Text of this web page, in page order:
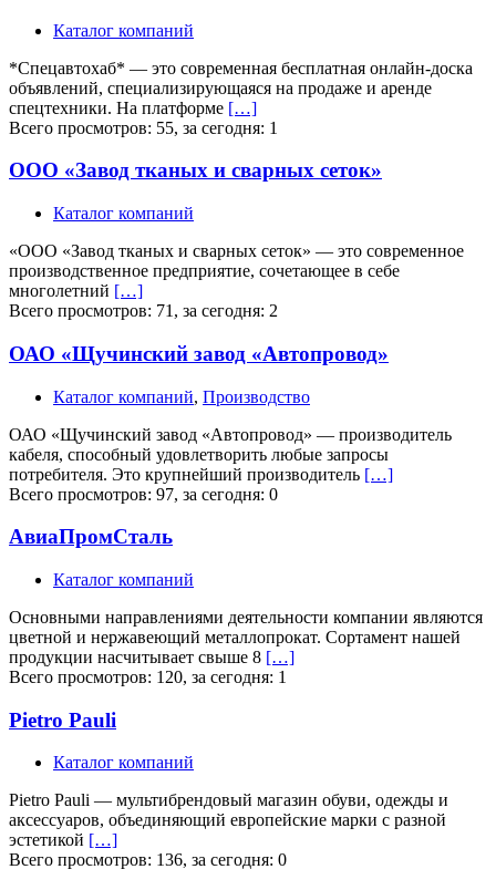
Каталог компаний
*Спецавтохаб* — это современная бесплатная онлайн-доска
объявлений, специализирующаяся на продаже и аренде
спецтехники. На платформе […]
Всего просмотров: 55, за сегодня: 1
ООО «Завод тканых и сварных сеток»
Каталог компаний
«ООО «Завод тканых и сварных сеток» — это современное
производственное предприятие, сочетающее в себе
многолетний […]
Всего просмотров: 71, за сегодня: 2
ОАО «Щучинский завод «Автопровод»
Каталог компаний, Производство
ОАО «Щучинский завод «Автопровод» — производитель
кабеля, способный удовлетворить любые запросы
потребителя. Это крупнейший производитель […]
Всего просмотров: 97, за сегодня: 0
АвиаПромСталь
Каталог компаний
Основными направлениями деятельности компании являются
цветной и нержавеющий металлопрокат. Сортамент нашей
продукции насчитывает свыше 8 […]
Всего просмотров: 120, за сегодня: 1
Pietro Pauli
Каталог компаний
Pietro Pauli — мультибрендовый магазин обуви, одежды и
аксессуаров, объединяющий европейские марки с разной
эстетикой […]
Всего просмотров: 136, за сегодня: 0